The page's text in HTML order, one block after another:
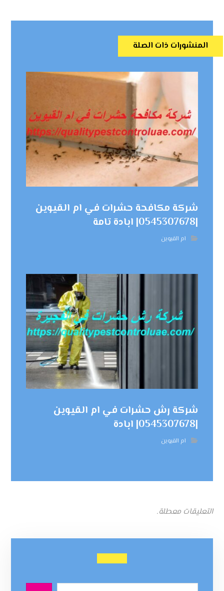
المنشورات ذات الصلة
شركة مكافحة حشرات في ام القيوين
|0545307678| ابادة تامة
ام القيوين
شركة رش حشرات في ام القيوين
|0545307678| ابادة
ام القيوين
التعليقات معطلة.